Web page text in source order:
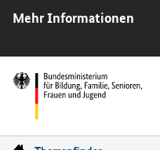
Mehr Informationen